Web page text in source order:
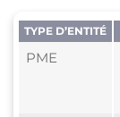
TYPE D’ENTITÉ
PME